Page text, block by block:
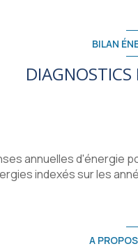
BILAN
DIAGNOSTICS
annuelles d'énergie
indexés sur les
A